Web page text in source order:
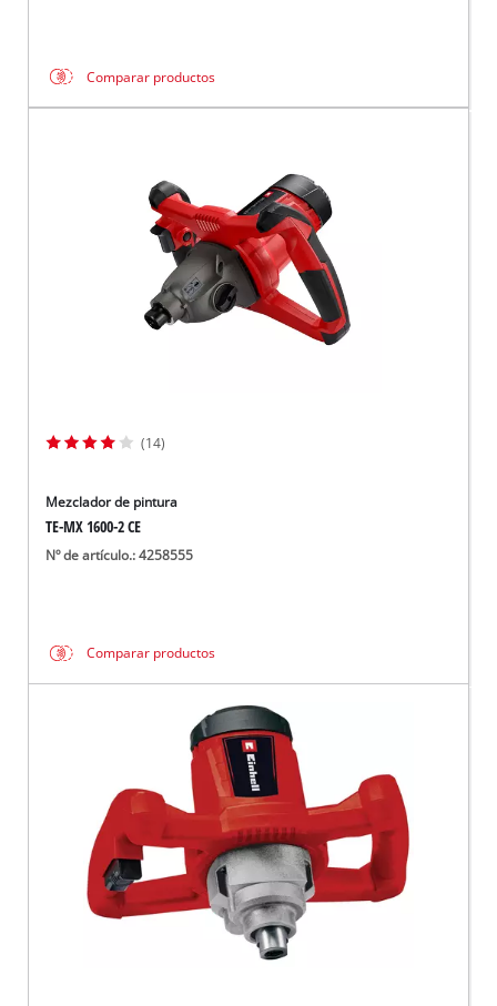
Comparar productos
(14)
Mezclador de pintura
TE-MX 1600-2 CE
Nº de artículo.: 4258555
Comparar productos